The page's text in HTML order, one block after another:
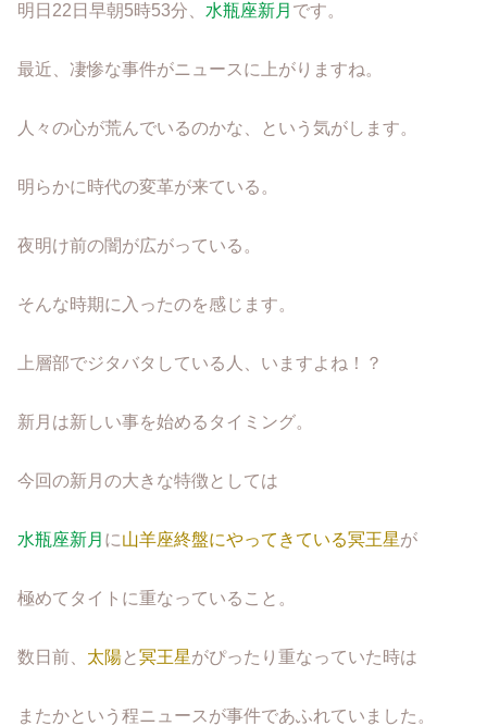
明日22日早朝5時53分、 水瓶座新月 です。
最近、凄惨な事件がニュースに上がりますね。
人々の心が荒んでいるのかな、という気がします。
明らかに時代の変革が来ている。
夜明け前の闇が広がっている。
そんな時期に入ったのを感じます。
上層部でジタバタしている人、いますよね！？
新月は新しい事を始めるタイミング。
今回の新月の大きな特徴としては
水瓶座新月 に山羊座終盤にやってきている冥王星が
極めてタイトに重なっていること。
数日前、 太陽と 冥王星がぴったり重なっていた時は
またかという程ニュースが事件であふれていました。